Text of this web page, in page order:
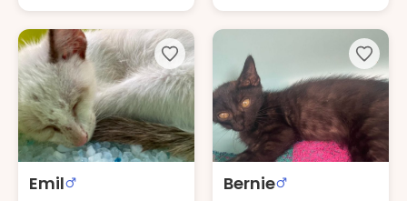
Emil Bernie